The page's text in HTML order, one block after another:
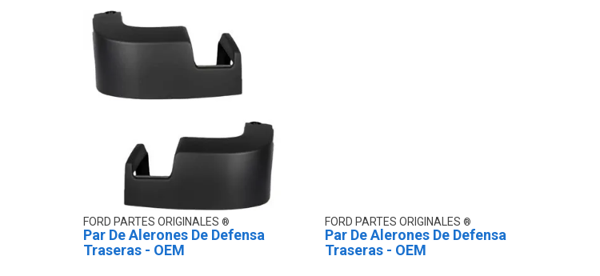
FORD PARTES ORIGINALES
Par De Alerones De Defensa
Traseras - OEM
FORD PARTES ORIGINALES
Par De Alerones De Defensa
Traseras - OEM